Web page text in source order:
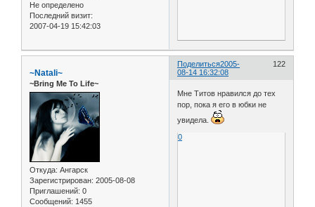
Не определено
Последний визит:
2007-04-19 15:42:03
Поделиться 122
2005-
08-14 16:32:08
~Natali~
~Bring Me To Life~
Откуда: Ангарск
Зарегистрирован: 2005-08-08
Приглашений: 0
Сообщений: 1455
Мне Титов нравился до тех
пор, пока я его в юбки не
увидела.
0